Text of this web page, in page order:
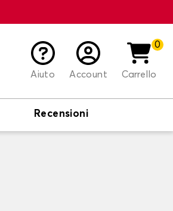
Aiuto
Account
0
Carrello
Recensioni